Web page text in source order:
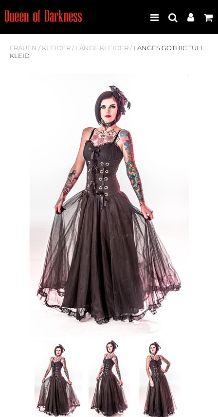
Neuheiten
Frauen
Männer
Plus Size
Store Leipzig
Accessoires
Sale
Gutscheine
FRAUEN / KLEIDER/ LANGE KLEIDER/ LANGES GOTHIC TÜLL
KLEID